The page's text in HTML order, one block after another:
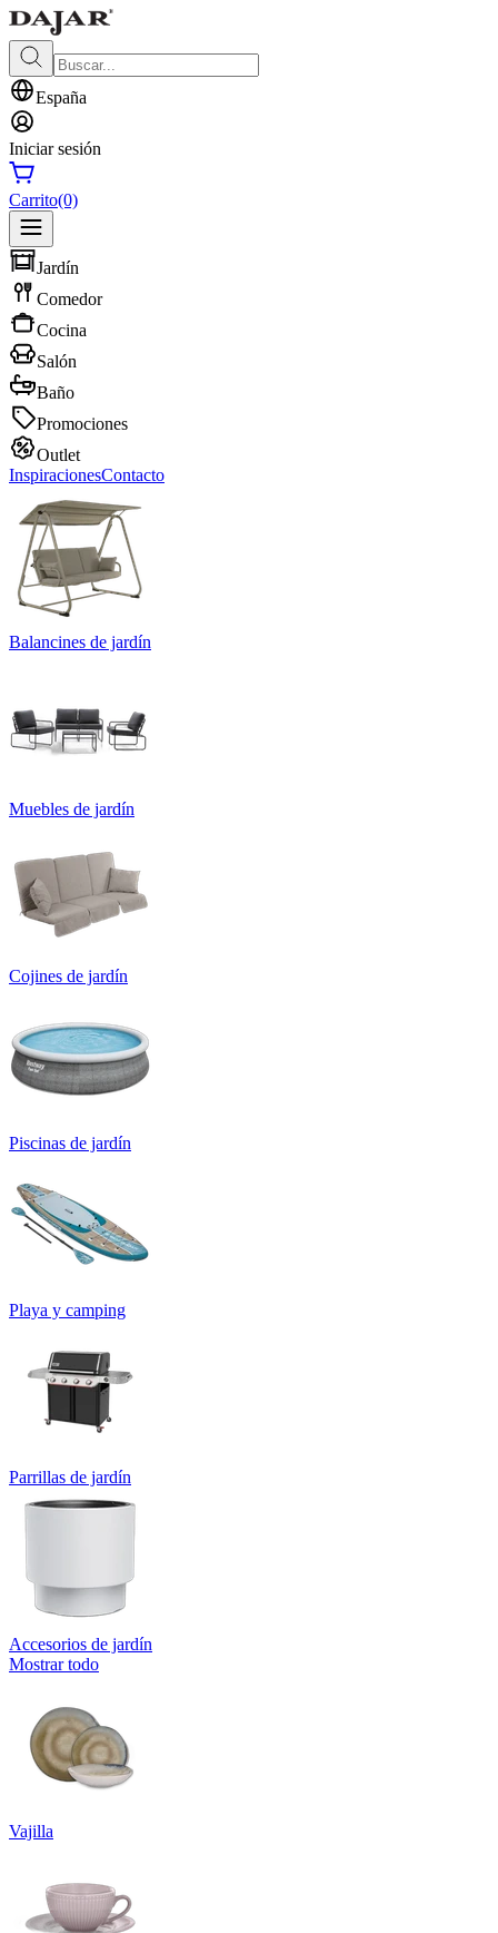
España
Iniciar sesión
Carrito(0)
Jardín
Comedor
Cocina
Salón
Baño
Promociones
Outlet
InspiracionesContacto
Balancines de jardín
Muebles de jardín
Cojines de jardín
Piscinas de jardín
Playa y camping
Parrillas de jardín
Accesorios de jardín
Mostrar todo
Vajilla